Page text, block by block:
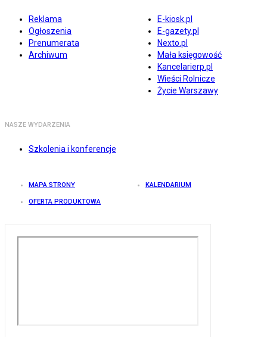
Reklama
Ogłoszenia
Prenumerata
Archiwum
E-kiosk.pl
E-gazety.pl
Nexto.pl
Mała księgowość
Kancelarierp.pl
Wieści Rolnicze
Życie Warszawy
NASZE WYDARZENIA
Szkolenia i konferencje
MAPA STRONY KALENDARIUM
OFERTA PRODUKTOWA